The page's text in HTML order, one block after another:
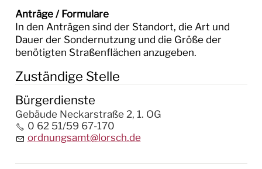
Anträge / Formulare
In den Anträgen sind der Standort, die Art und
Dauer der Sondernutzung und die Größe der
benötigten Straßenflächen anzugeben.
Zuständige Stelle
Bürgerdienste
Gebäude Neckarstraße 2, 1. OG
0 62 51/59 67-170
ordnungsamt@lorsch.de